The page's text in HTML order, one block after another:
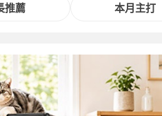
推薦 本月主打